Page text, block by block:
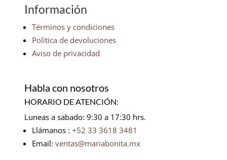
Información
Términos y condiciones
Política de devoluciones
Aviso de privacidad
Habla con nosotros
HORARIO DE ATENCIÓN:
Luneas a sabado: 9:30 a 17:30 hrs.
Llámanos : +52 33 3618 3481
Email: ventas@mariabonita.mx